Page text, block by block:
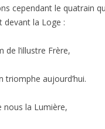
cependant le quatrain
devant la Loge :
de l’illustre Frère,
triomphe aujourd’hui.
nous la Lumière,